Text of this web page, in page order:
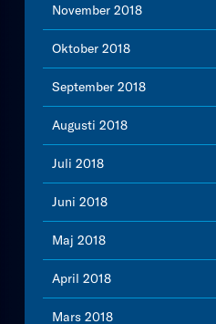
November 2018
Oktober 2018
September 2018
Augusti 2018
Juli 2018
Juni 2018
Maj 2018
April 2018
Mars 2018